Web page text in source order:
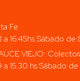
Fe
16.45hs Sábado de
VIEJO:
15.30 hs Sábado de